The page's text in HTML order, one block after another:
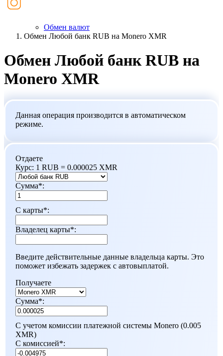
Обмен валют
Обмен Любой банк RUB на Monero XMR
Обмен Любой банк RUB на
Monero XMR
Данная операция производится в автоматическом
режиме.
Отдаете
Курс: 1 RUB = 0.000025 XMR
Сумма*:
С карты*:
Владелец карты*:
Введите действительные данные владельца карты. Это
поможет избежать задержек с автовыплатой.
Получаете
Сумма*:
С учетом комиссии платежной системы Monero (0.005
XMR)
С комиссией*: